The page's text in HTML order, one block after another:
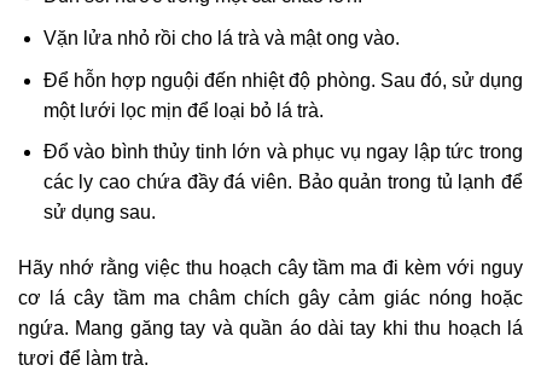
Vặn lửa nhỏ rồi cho lá trà và mật ong vào.
Để hỗn hợp nguội đến nhiệt độ phòng. Sau đó, sử dụng
một lưới lọc mịn để loại bỏ lá trà.
Đổ vào bình thủy tinh lớn và phục vụ ngay lập tức trong
các ly cao chứa đầy đá viên. Bảo quản trong tủ lạnh để
sử dụng sau.
Hãy nhớ rằng việc thu hoạch cây tầm ma đi kèm với nguy
cơ lá cây tầm ma châm chích gây cảm giác nóng hoặc
ngứa. Mang găng tay và quần áo dài tay khi thu hoạch lá
tươi để làm trà.